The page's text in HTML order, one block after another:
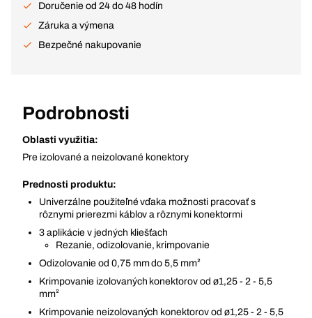
Doručenie od 24 do 48 hodín
Záruka a výmena
Bezpečné nakupovanie
Podrobnosti
Oblasti využitia:
Pre izolované a neizolované konektory
Prednosti produktu:
Univerzálne použiteľné vďaka možnosti pracovať s
rôznymi prierezmi káblov a rôznymi konektormi
3 aplikácie v jedných kliešťach
Rezanie, odizolovanie, krimpovanie
Odizolovanie od 0,75 mm do 5,5 mm²
Krimpovanie izolovaných konektorov od ø1,25 - 2 - 5,5
mm²
Krimpovanie neizolovaných konektorov od ø1,25 - 2 - 5,5